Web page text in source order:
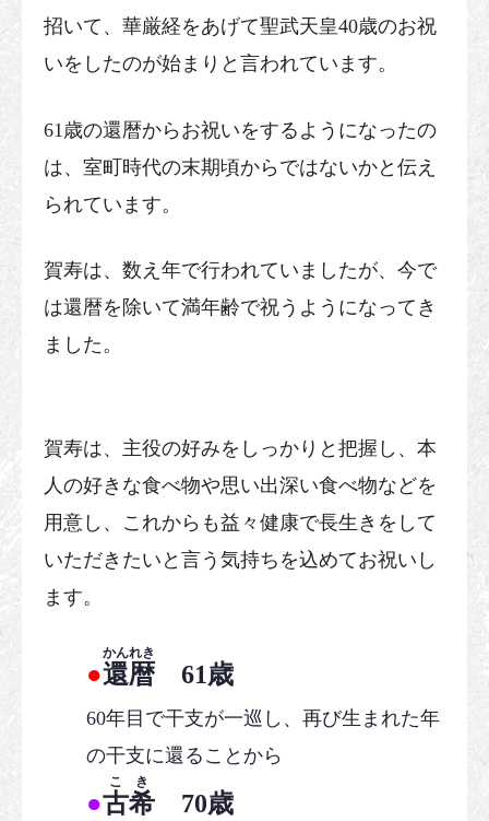
招いて、華厳経をあげて聖武天皇40歳のお祝
いをしたのが始まりと言われています。
61歳の還暦からお祝いをするようになったの
は、室町時代の末期頃からではないかと伝え
られています。
賀寿は、数え年で行われていましたが、今で
は還暦を除いて満年齢で祝うようになってき
ました。
賀寿は、主役の好みをしっかりと把握し、本
人の好きな食べ物や思い出深い食べ物などを
用意し、これからも益々健康で長生きをして
いただきたいと言う気持ちを込めてお祝いし
ます。
●還暦
かんれき
61歳
60年目で干支が一巡し、再び生まれた年
の干支に還ることから
●古希
こき
70歳